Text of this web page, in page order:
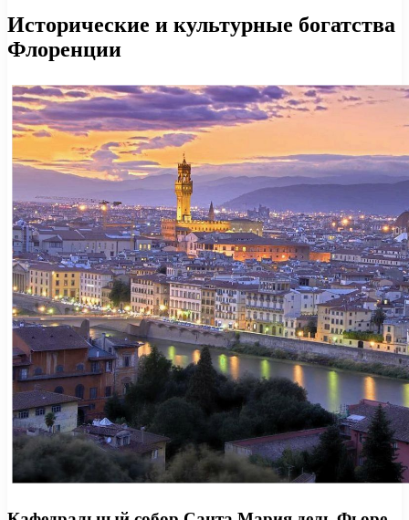
Исторические и культурные богатства
Флоренции